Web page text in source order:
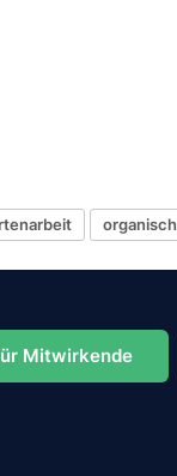
organisch
Mitwirkende